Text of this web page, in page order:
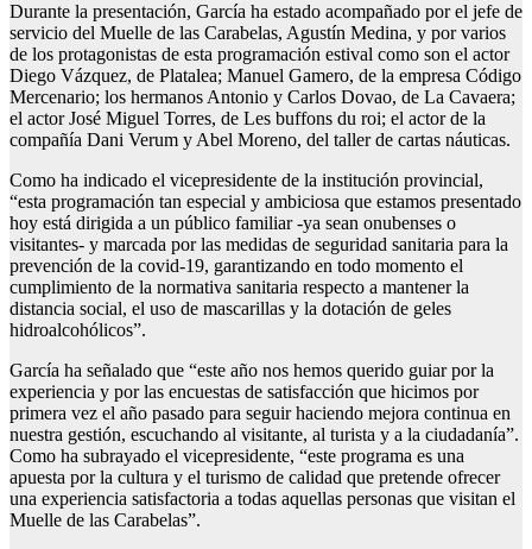
Durante la presentación, García ha estado acompañado por el jefe de
servicio del Muelle de las Carabelas, Agustín Medina, y por varios
de los protagonistas de esta programación estival como son el actor
Diego Vázquez, de Platalea; Manuel Gamero, de la empresa Código
Mercenario; los hermanos Antonio y Carlos Dovao, de La Cavaera;
el actor José Miguel Torres, de Les buffons du roi; el actor de la
compañía Dani Verum y Abel Moreno, del taller de cartas náuticas.
Como ha indicado el vicepresidente de la institución provincial,
“esta programación tan especial y ambiciosa que estamos presentado
hoy está dirigida a un público familiar -ya sean onubenses o
visitantes- y marcada por las medidas de seguridad sanitaria para la
prevención de la covid-19, garantizando en todo momento el
cumplimiento de la normativa sanitaria respecto a mantener la
distancia social, el uso de mascarillas y la dotación de geles
hidroalcohólicos”.
García ha señalado que “este año nos hemos querido guiar por la
experiencia y por las encuestas de satisfacción que hicimos por
primera vez el año pasado para seguir haciendo mejora continua en
nuestra gestión, escuchando al visitante, al turista y a la ciudadanía”.
Como ha subrayado el vicepresidente, “este programa es una
apuesta por la cultura y el turismo de calidad que pretende ofrecer
una experiencia satisfactoria a todas aquellas personas que visitan el
Muelle de las Carabelas”.